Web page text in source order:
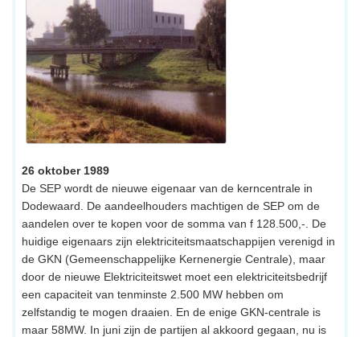
26 oktober 1989
De SEP wordt de nieuwe eigenaar van de kerncentrale in
Dodewaard. De aandeelhouders machtigen de SEP om de
aandelen over te kopen voor de somma van f 128.500,-. De
huidige eigenaars zijn elektriciteitsmaatschappijen verenigd in
de GKN (Gemeenschappelijke Kernenergie Centrale), maar
door de nieuwe Elektriciteitswet moet een elektriciteitsbedrijf
een capaciteit van tenminste 2.500 MW hebben om
zelfstandig te mogen draaien. En de enige GKN-centrale is
maar 58MW. In juni zijn de partijen al akkoord gegaan, nu is